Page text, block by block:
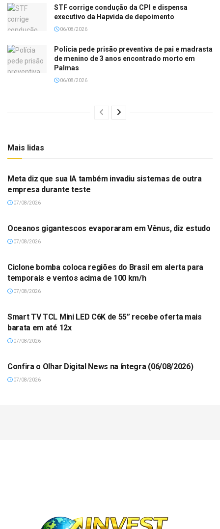
STF corrige condução da CPI e dispensa
executivo da Hapvida de depoimento
06/08/2026
Polícia pede prisão preventiva de pai e madrasta
de menino de 3 anos encontrado morto em
Palmas
06/08/2026
Mais lidas
Meta diz que sua IA também invadiu sistemas de outra
empresa durante teste
07/08/2026
Oceanos gigantescos evaporaram em Vênus, diz estudo
07/08/2026
Ciclone bomba coloca regiões do Brasil em alerta para
temporais e ventos acima de 100 km/h
07/08/2026
Smart TV TCL Mini LED C6K de 55” recebe oferta mais
barata em até 12x
07/08/2026
Confira o Olhar Digital News na íntegra (06/08/2026)
07/08/2026